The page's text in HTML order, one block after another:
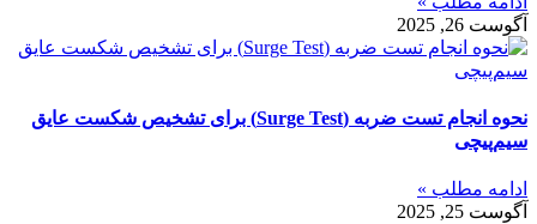
آگوست 26, 2025
نحوه انجام تست ضربه (Surge Test) برای تشخیص شکست عایق
سیم‌پیچی
ادامه مطلب »
آگوست 25, 2025